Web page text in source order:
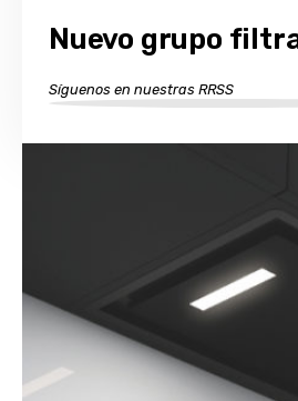
Nuevo grupo
Síguenos en nuestras RRSS